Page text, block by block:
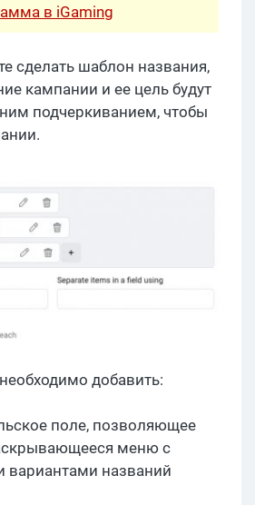
в iGaming
сделать шаблон названия,
кампании и ее цель будут
подчеркиванием, чтобы
добавить:
поле, позволяющее
меню с
вариантами названий